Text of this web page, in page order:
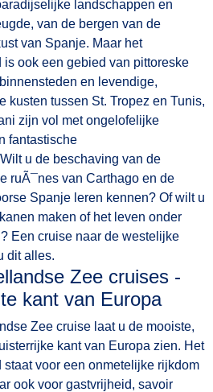
landschappen en
van de bergen van de
van Spanje. Maar het
ook een gebied van pittoreske
en levendige,
kusten tussen St. Tropez en Tunis,
zijn vol met ongelofelijke
fantastische
u de beschaving van de
ruÃ¯nes van Carthago en de
Spanje leren kennen? Of wilt u
maken of het leven onder
Een cruise naar de westelijke
dit alles.
Zee cruises -
kant van Europa
Zee cruise laat u de mooiste,
kant van Europa zien. Het
voor een onmetelijke rijkdom
ook voor gastvrijheid, savoir